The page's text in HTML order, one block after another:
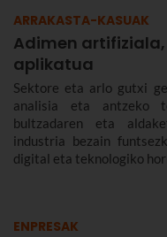
ARRAKASTA-KASUAK
Adimen
aplikatua
Sektore eta arlo gutxi
analisia eta antzeko
bultzadaren eta
industria bezain
digital eta teknologiko
ENPRESAK